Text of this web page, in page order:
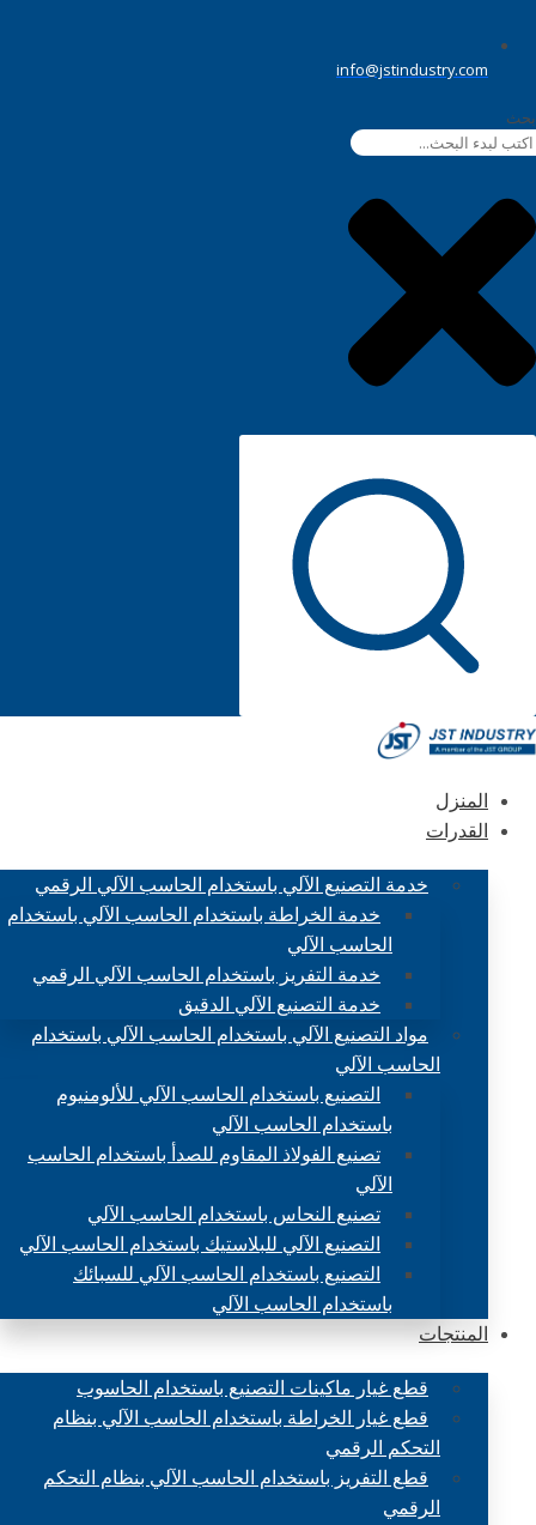
info@jstindustry.com
بحث
المنزل
القدرات
خدمة التصنيع الآلي باستخدام الحاسب الآلي الرقمي
خدمة الخراطة باستخدام الحاسب الآلي باستخدام
الحاسب الآلي
خدمة التفريز باستخدام الحاسب الآلي الرقمي
خدمة التصنيع الآلي الدقيق
مواد التصنيع الآلي باستخدام الحاسب الآلي باستخدام
الحاسب الآلي
التصنيع باستخدام الحاسب الآلي للألومنيوم
باستخدام الحاسب الآلي
تصنيع الفولاذ المقاوم للصدأ باستخدام الحاسب
الآلي
تصنيع النحاس باستخدام الحاسب الآلي
التصنيع الآلي للبلاستيك باستخدام الحاسب الآلي
التصنيع باستخدام الحاسب الآلي للسبائك
باستخدام الحاسب الآلي
المنتجات
قطع غيار ماكينات التصنيع باستخدام الحاسوب
قطع غيار الخراطة باستخدام الحاسب الآلي بنظام
التحكم الرقمي
قطع التفريز باستخدام الحاسب الآلي بنظام التحكم
الرقمي